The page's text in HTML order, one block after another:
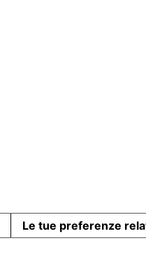
Le tue preferenze